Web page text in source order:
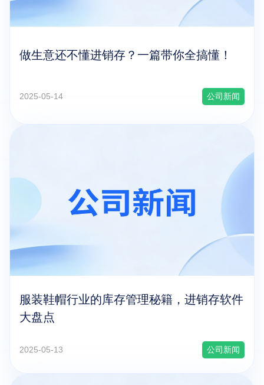
做生意还不懂进销存？一篇带你全搞懂！
2025-05-14 公司新闻
服装鞋帽行业的库存管理秘籍，进销存软件
大盘点
2025-05-13 公司新闻